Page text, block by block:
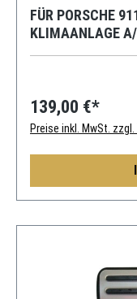
FÜR PORSCHE
KLIMAANLAGE
139,00 €*
Preise inkl. MwSt.